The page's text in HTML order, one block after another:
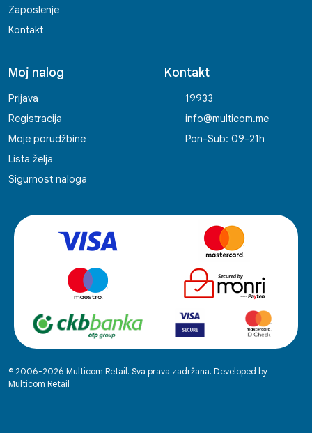
Zaposlenje
Kontakt
Moj nalog
Prijava
Registracija
Moje porudžbine
Lista želja
Sigurnost naloga
Kontakt
19933
info@multicom.me
Pon-Sub: 09-21h
© 2006-2026 Multicom Retail. Sva prava zadržana. Developed by
Multicom Retail